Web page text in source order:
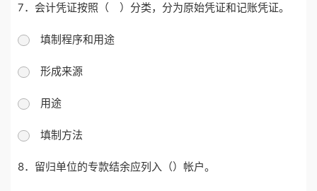
7．会计凭证按照（ ）分类，分为原始凭证和记账凭证。
填制程序和用途
形成来源
用途
填制方法
8．留归单位的专款结余应列入（）帐户。